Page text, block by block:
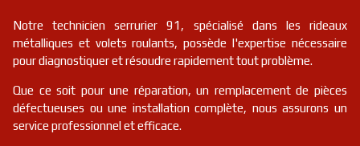
Notre technicien serrurier 91, spécialisé dans les rideaux
métalliques et volets roulants, possède l'expertise nécessaire
pour diagnostiquer et résoudre rapidement tout problème.
Que ce soit pour une réparation, un remplacement de pièces
défectueuses ou une installation complète, nous assurons un
service professionnel et efficace.